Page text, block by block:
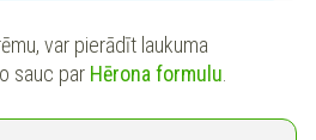
var pierādīt laukuma
sauc par Hērona formulu.